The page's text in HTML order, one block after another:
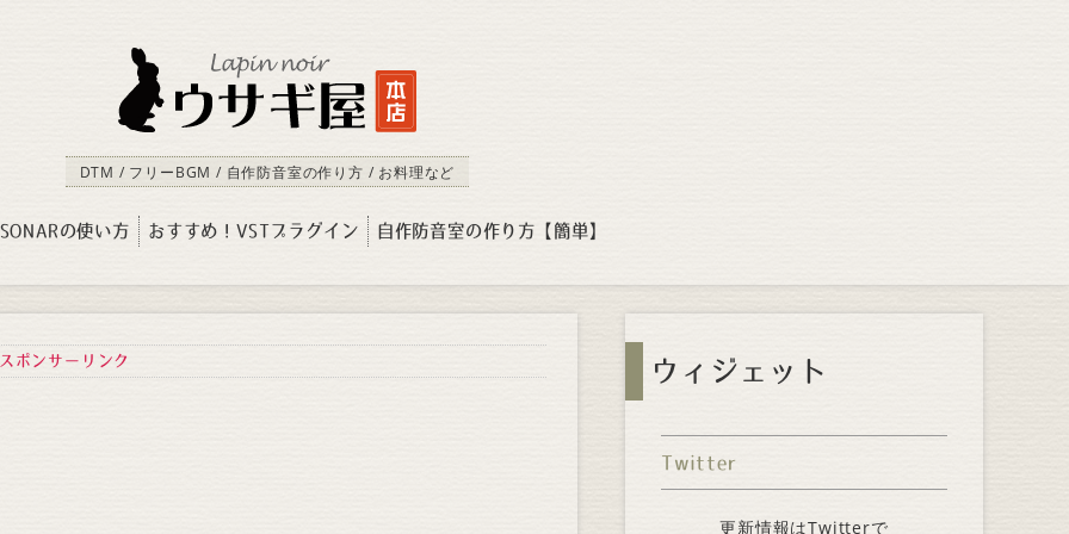
DTM / フリーBGM / 自作防音室の作り方 / お料理など
SONARの使い方 おすすめ！VSTプラグイン 自作防音室の作り方【簡単】
ポンサーリンク ウィジェット
Twitter
更新情報はTwitterで